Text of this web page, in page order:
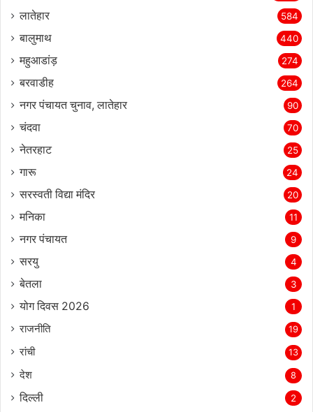
लातेहार 584
बालुमाथ 440
महुआडांड़ 274
बरवाडीह 264
नगर पंचायत चुनाव, लातेहार 90
चंदवा 70
नेतरहाट 25
गारू 24
सरस्‍वती विद्या मंदिर 20
मनिका 11
नगर पंचायत 9
सरयु 4
बेतला 3
योग दिवस 2026 1
राजनीति 19
रांची 13
देश 8
दिल्‍ली 2